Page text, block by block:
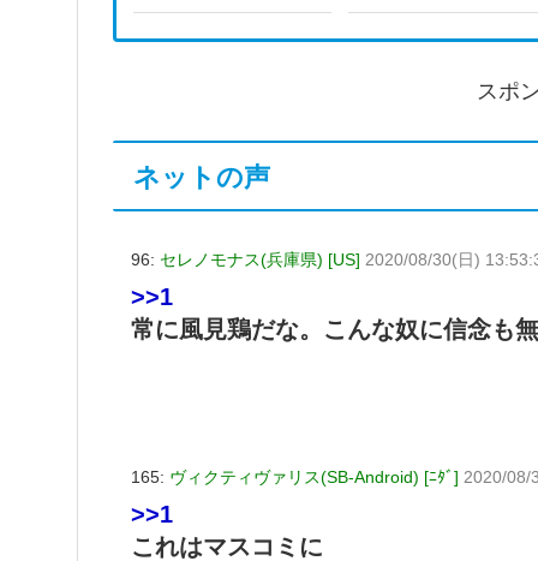
スポ
ネットの声
96: セレノモナス(兵庫県) [US] 2020/08/30(日)
>>1
常に風見鶏だな。こんな奴に信念も
165: ヴィクティヴァリス(SB-Android) [ﾆﾀﾞ] 2020/08/
>>1
これはマスコミに